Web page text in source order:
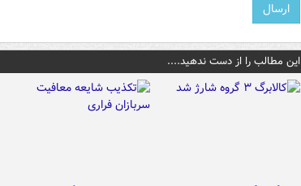
این مطالب را از دست ندهید....